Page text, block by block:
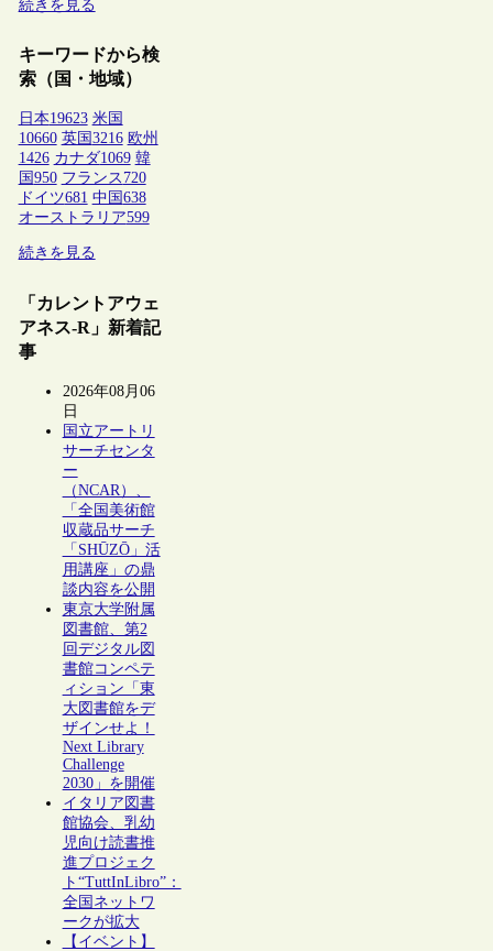
続きを見る
キーワードから検
索（国・地域）
日本19623 米国
10660 英国 3216 欧州
1426 カナダ1069 韓
国 950 フランス 720
ドイツ681 中国 638
オーストラリア599
続きを見る
「カレントアウェ
アネス-R」新着記
事
2026年08月06
日
国立アートリ
サーチセンタ
ー
（NCAR）、
「全国美術館
収蔵品サーチ
「SHŪZŌ」活
用講座」の鼎
談内容を公開
東京大学附属
図書館、第2
回デジタル図
書館コンペテ
ィション「東
大図書館をデ
ザインせよ！
Next Library
Challenge
2030」を開催
イタリア図書
館協会、乳幼
児向け読書推
進プロジェク
ト“TuttInLibro”：
全国ネットワ
ークが拡大
【イベント】